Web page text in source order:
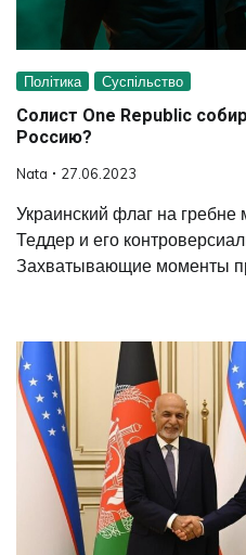
Політика Суспільство
Солист One Republic
Россию?
Nata 27.06.2023
Украинский флаг на
Теддер и его
Захватывающие моменты